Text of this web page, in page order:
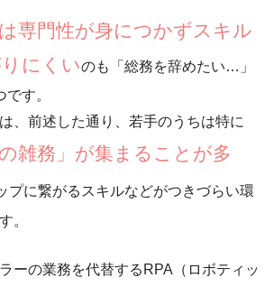
専門性が身につかずスキル
にくいのも「 総務を辞めたい… 」
す。
、前述した通り、若手のうちは特に
雑務」が集まることが多
プに繋がるスキルなどがつきづらい環
。
ーの業務を代替するRPA（ロボティッ